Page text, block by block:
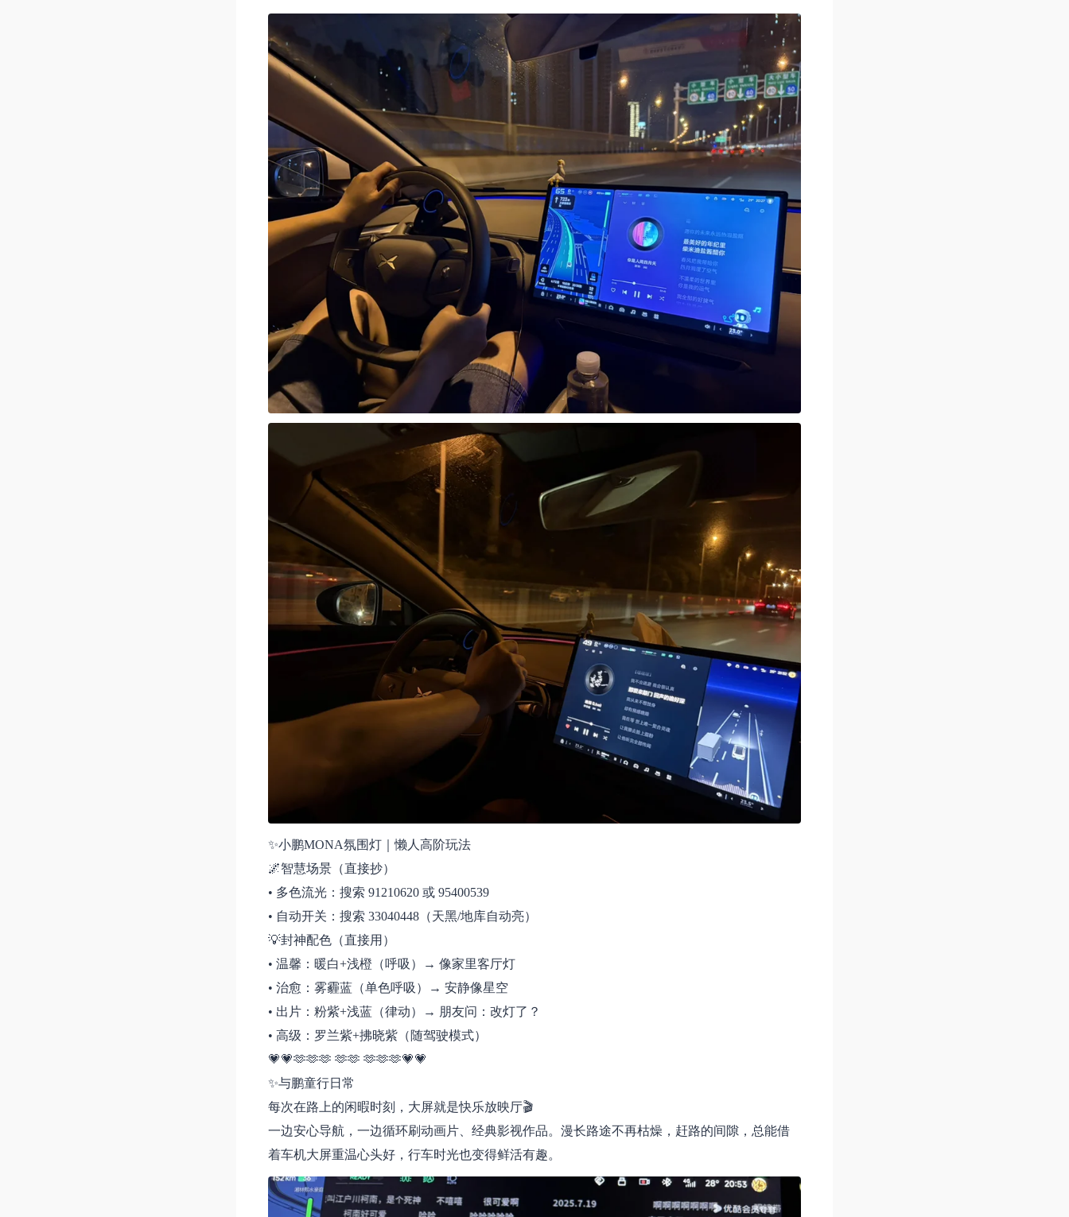
✨小鹏MONA氛围灯｜懒人高阶玩法
🌌智慧场景（直接抄）
• 多色流光：搜索 91210620 或 95400539
• 自动开关：搜索 33040448（天黑/地库自动亮）
💡封神配色（直接用）
• 温馨：暖白+浅橙（呼吸）→ 像家里客厅灯
• 治愈：雾霾蓝（单色呼吸）→ 安静像星空
• 出片：粉紫+浅蓝（律动）→ 朋友问：改灯了？
• 高级：罗兰紫+拂晓紫（随驾驶模式）
💗💗🫶🫶🫶 🫶🫶 🫶🫶🫶💗💗
✨与鹏童行日常
每次在路上的闲暇时刻，大屏就是快乐放映厅🎬
一边安心导航，一边循环刷动画片、经典影视作品。漫长路途不再枯燥，赶路的间隙，总能借
着车机大屏重温心头好，行车时光也变得鲜活有趣。